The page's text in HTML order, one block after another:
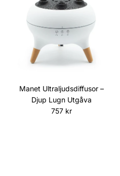
Manet Ultraljudsdiffusor –
Djup Lugn Utgåva
Ordinarie pris
757 kr